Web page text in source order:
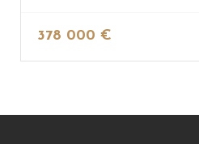
378 000 €